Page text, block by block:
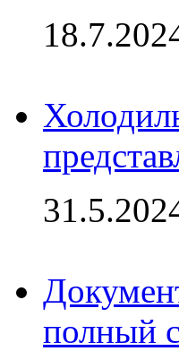
полный